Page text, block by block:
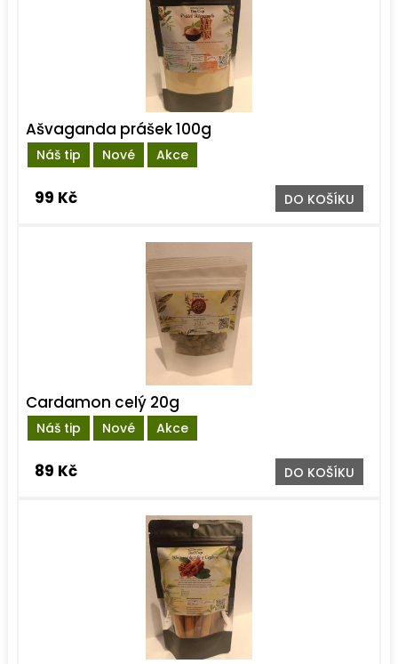
Náš tip Nové Akce
Ašvaganda prášek 100g
99 Kč DO KOŠÍKU
Náš tip Nové Akce
Cardamon celý 20g
89 Kč DO KOŠÍKU